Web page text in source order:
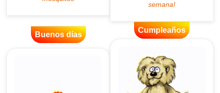
Buenos días
Cumpleaños